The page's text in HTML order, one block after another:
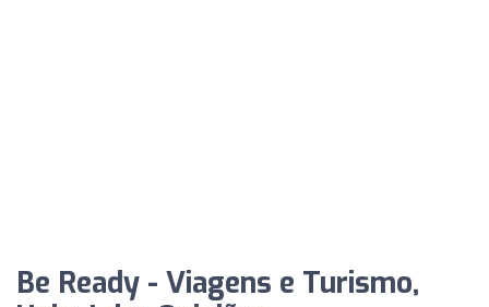
Be Ready - Viagens e Turismo,